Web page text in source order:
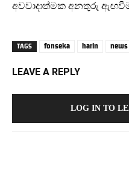
අවවාදාත්මක අනතුරු
TAGS fonseka harin news
LEAVE A REPLY
LOG IN TO